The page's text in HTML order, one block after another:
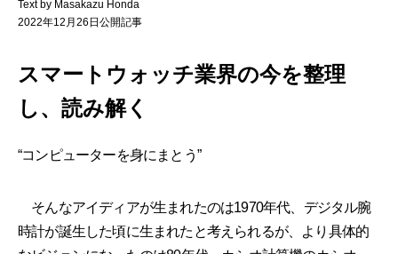
Text by Masakazu Honda
2022年12月26日公開記事
スマートウォッチ業界の今を整理
し、読み解く
“コンピューターを身にまとう”
そんなアイディアが生まれたのは1970年代、デジタル腕
時計が誕生した頃に生まれたと考えられるが、より具体的